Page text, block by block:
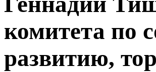
комитета по
развитию,